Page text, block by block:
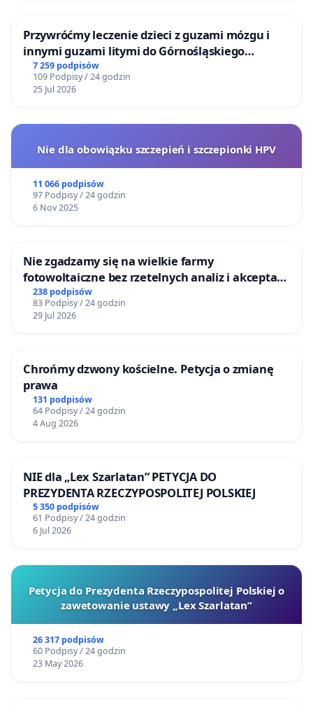
Przywróćmy leczenie dzieci z guzami mózgu i
innymi guzami litymi do Górnośląskiego
Centrum Zdrowia Dziecka w Katowicach
7 259 podpisów
109 Podpisy / 24 godzin
25 Jul 2026
Nie dla obowiązku szczepień i szczepionki HPV
11 066 podpisów
97 Podpisy / 24 godzin
6 Nov 2025
Nie zgadzamy się na wielkie farmy
fotowoltaiczne bez rzetelnych analiz i akceptacji
mieszkańców
238 podpisów
83 Podpisy / 24 godzin
29 Jul 2026
Chrońmy dzwony kościelne. Petycja o zmianę
prawa
131 podpisów
64 Podpisy / 24 godzin
4 Aug 2026
NIE dla „Lex Szarlatan” PETYCJA DO
PREZYDENTA RZECZYPOSPOLITEJ POLSKIEJ
5 350 podpisów
61 Podpisy / 24 godzin
6 Jul 2026
Petycja do Prezydenta Rzeczypospolitej Polskiej o
zawetowanie ustawy „Lex Szarlatan”
26 317 podpisów
60 Podpisy / 24 godzin
23 May 2026